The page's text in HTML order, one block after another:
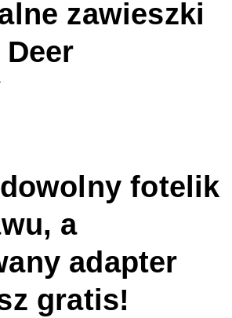
zawieszki
fotelik
a
adapter
gratis!